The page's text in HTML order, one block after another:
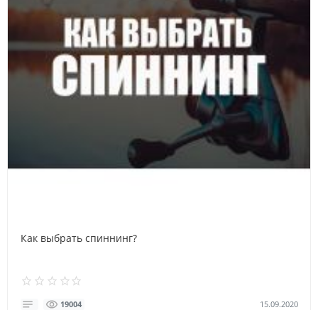
Как выбрать спиннинг?
19004 15.09.2020